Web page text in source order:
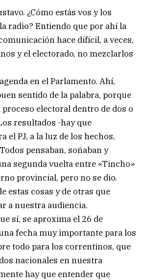
¿Cómo estás vos y los
radio? Entiendo que por ahí la
hace difícil, a veces,
y el electorado, no mezclarlos
en el Parlamento. Ahí,
sentido de la palabra, porque
electoral dentro de dos o
resultados -hay que
el PJ, a la luz de los hechos,
pensaban, soñaban y
segunda vuelta entre «Tincho»
provincial, pero no se dio.
estas cosas y de otras que
a nuestra audiencia.
sí, se aproxima el 26 de
fecha muy importante para los
todo para los correntinos, que
nacionales en nuestra
hay que entender que